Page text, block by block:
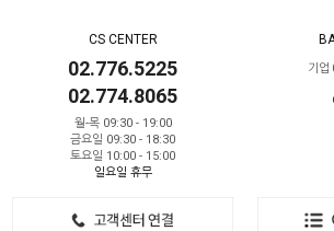
CS CENTER
02.776.5225
02.774.8065
월-목 09:30 - 19:00
금요일 09:30 - 18:30
토요일 10:00 - 15:00
일요일 휴무
기업